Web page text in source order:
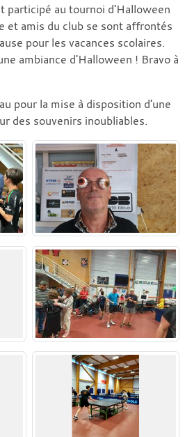
participé au tournoi d'Halloween
et amis du club se sont affrontés
pour les vacances scolaires.
ambiance d'Halloween ! Bravo à
pour la mise à disposition d'une
des souvenirs inoubliables.